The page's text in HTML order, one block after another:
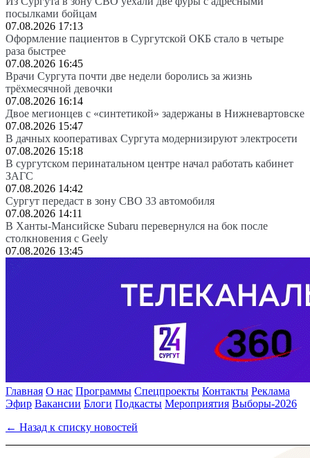
посылками бойцам
07.08.2026 17:13
Оформление пациентов в Сургутской ОКБ стало в четыре
раза быстрее
07.08.2026 16:45
Врачи Сургута почти две недели боролись за жизнь
трёхмесячной девочки
07.08.2026 16:14
Двое мегионцев с «синтетикой» задержаны в Нижневартовске
07.08.2026 15:47
В дачных кооперативах Сургута модернизируют электросети
07.08.2026 15:18
В сургутском перинатальном центре начал работать кабинет
ЗАГС
07.08.2026 14:42
Сургут передаст в зону СВО 33 автомобиля
07.08.2026 14:11
В Ханты-Мансийске Subaru перевернулся на бок после
столкновения с Geely
07.08.2026 13:45
Главная О нас Программы Спецпроекты Контакты Реклама
Эфир Вакансии Блоги Подкасты Мероприятия Выборы-2026
← Назад к списку новостей